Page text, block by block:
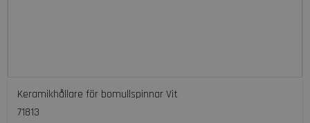
Keramikhållare för bomullspinnar Vit
71813